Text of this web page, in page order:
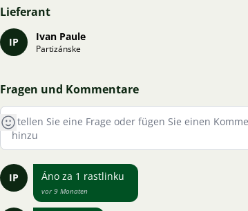
Lieferant
IP Ivan Paule
Partizánske
Fragen und Kommentare
IP Áno za 1 rastlinku
vor 9 Monaten